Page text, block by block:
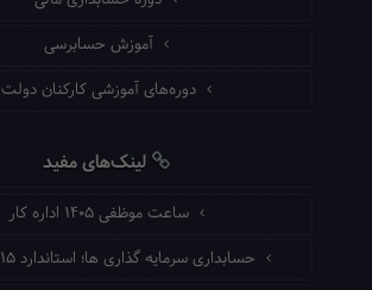
آموزش حسابرسی
دوره‌های آموزشی کارکنان دولت
لینک‌های مفید
ساعت موظفی ۱۴۰۵ اداره کار
حسابداری سرمایه گذاری ها؛ استاندارد ۱۵ و ثبت‌ها